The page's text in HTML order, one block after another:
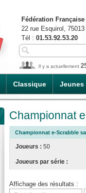
Classique Jeunes
Fédération
22 rue Esquirol,
Tél : 01.53.92.53.20
Il y a actuellement
Championnat
Championnat e-Scrabble
Joueurs : 50
Joueurs par série :
Affichage des résultats :